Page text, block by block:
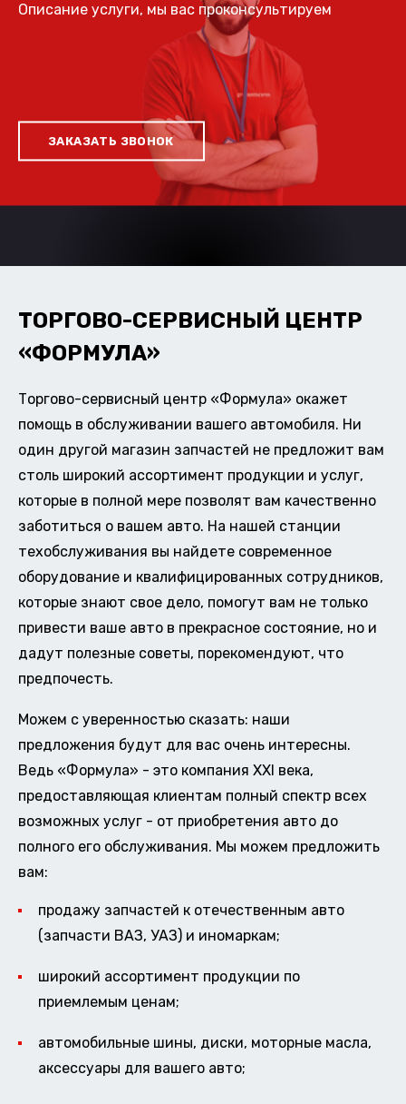
Описание услуги, мы вас проконсультируем
ЗАКАЗАТЬ ЗВОНОК
ТОРГОВО-СЕРВИСНЫЙ ЦЕНТР
«ФОРМУЛА»
Торгово-сервисный центр «Формула» окажет
помощь в обслуживании вашего автомобиля. Ни
один другой магазин запчастей не предложит вам
столь широкий ассортимент продукции и услуг,
которые в полной мере позволят вам качественно
заботиться о вашем авто. На нашей станции
техобслуживания вы найдете современное
оборудование и квалифицированных сотрудников,
которые знают свое дело, помогут вам не только
привести ваше авто в прекрасное состояние, но и
дадут полезные советы, порекомендуют, что
предпочесть.
Можем с уверенностью сказать: наши
предложения будут для вас очень интересны.
Ведь «Формула» - это компания XXI века,
предоставляющая клиентам полный спектр всех
возможных услуг - от приобретения авто до
полного его обслуживания. Мы можем предложить
вам:
продажу запчастей к отечественным авто
(запчасти ВАЗ, УАЗ) и иномаркам;
широкий ассортимент продукции по
приемлемым ценам;
автомобильные шины, диски, моторные масла,
аксессуары для вашего авто;